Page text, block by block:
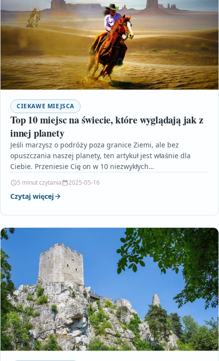
CIEKAWE MIEJSCA
Top 10 miejsc na świecie, które wyglądają jak z
innej planety
Jeśli marzysz o podróży poza granice Ziemi, ale bez
opuszczania naszej planety, ten artykuł jest właśnie dla
Ciebie. Przeniesie Cię on w 10 niezwykłych…
5 minut czytania 2025-05-16
Czytaj więcej